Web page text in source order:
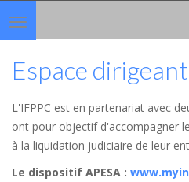
Toggle
navigation
Espace dirigeant
L'IFPPC est en partenariat avec
ont pour objectif d'accompagner
à la liquidation judiciaire de leur
Le dispositif APESA :